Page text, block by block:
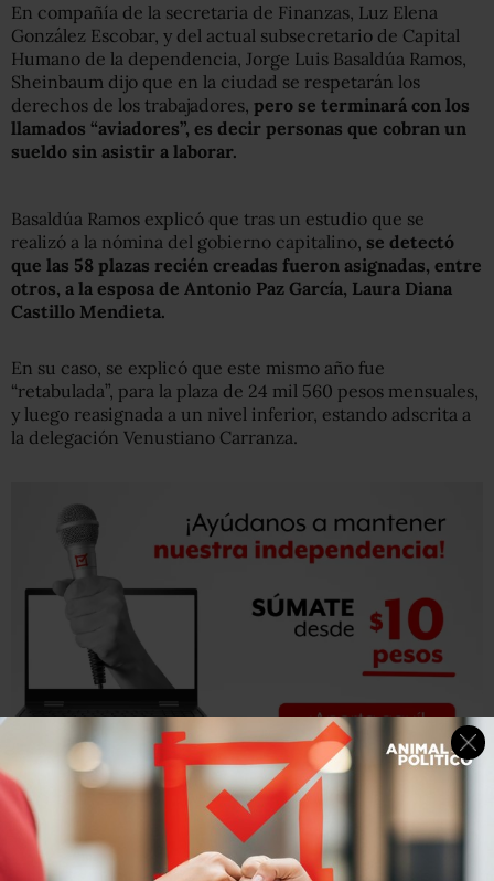
En compañía de la secretaria de Finanzas, Luz Elena
González Escobar, y del actual subsecretario de Capital
Humano de la dependencia, Jorge Luis Basaldúa Ramos,
Sheinbaum dijo que en la ciudad se respetarán los
derechos de los trabajadores, pero se terminará con los
llamados “aviadores”, es decir personas que cobran un
sueldo sin asistir a laborar.
Basaldúa Ramos explicó que tras un estudio que se
realizó a la nómina del gobierno capitalino, se detectó
que las 58 plazas recién creadas fueron asignadas, entre
otros, a la esposa de Antonio Paz García, Laura Diana
Castillo Mendieta.
En su caso, se explicó que este mismo año fue
“retabulada”, para la plaza de 24 mil 560 pesos mensuales,
y luego reasignada a un nivel inferior, estando adscrita a
la delegación Venustiano Carranza.
Otra plaza del tipo ya mencionado fue para Marcela Paz
García, hermana de Antonio Paz, también adscrita a la
delegación Venustiano Carranza.